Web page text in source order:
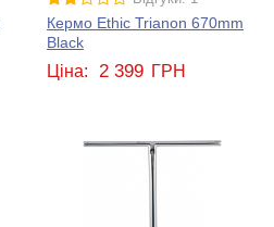
Кермо Ethic Trianon 670mm
Black
Ціна: 2 399 ГРН